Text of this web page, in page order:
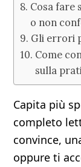
Cosa fare
o non
Gli errori
Come
sulla
Capita più
completo
convince,
oppure ti